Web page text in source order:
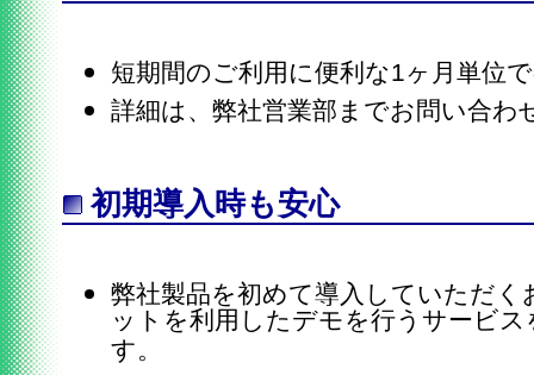
短期間のご利用に便利な1ヶ月単位
詳細は、弊社営業部までお問い合わ
初期導入時も安心
弊社製品を初めて導入していただ
ットを利用したデモを行うサービ
す。